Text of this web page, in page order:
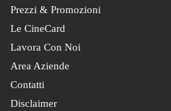
Prezzi & Promozioni
Le CineCard
Lavora Con Noi
Area Aziende
Contatti
Disclaimer